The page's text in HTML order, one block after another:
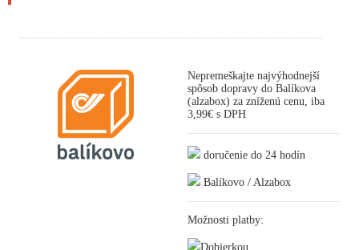
Nepremeškajte najvýhodnejší
spôsob dopravy do Balíkova
(alzabox) za zníženú cenu, iba
3,99€ s DPH
doručenie do 24 hodín
Balíkovo / Alzabox
Možnosti platby:
Dobierkou